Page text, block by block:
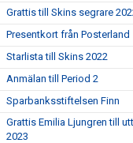
Grattis till Skins segrare
Presentkort från Posterland
Starlista till Skins 2022
Anmälan till Period 2
Sparbanksstiftelsen Finn
Grattis Emilia Ljungren till
2023